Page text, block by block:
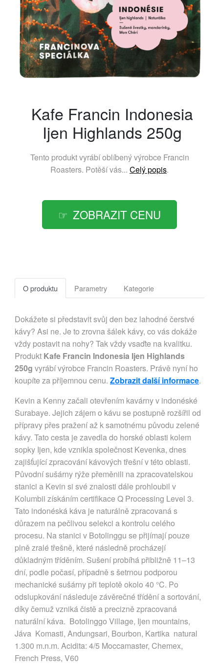
Kafe Francin Indonesia
Ijen Highlands 250g
Tento produkt vyrábí oblíbený výrobce Francin
Roasters. Potěší vás... Celý popis.
ZOBRAZIT CENU
O produktu Parametry Kategorie
Dokážete si představit svůj den bez lahodné čerstvé
kávy? Asi ne. Je to zrovna šálek kávy, co vás dokáže
vždy postavit na nohy? Tak vždy vsaďte na kvalitku.
Produkt Kafe Francin Indonesia Ijen Highlands
250g vyrábí výrobce Francin Roasters. Právě nyní ho
koupíte za příjemnou cenu. Zobrazit další informace.
Kevin a Kenny začali otevřením kavárny v indonéské
Surabaye. Jejich zájem o kávu se postupně rozšířil od
přípravy přes pražení až k samotnému původu zelené
kávy. Tato cesta je zavedla do horské oblasti kolem
sopky Ijen, kde vznikla společnost Kevenka, dnes
zajišťující zpracování kávových třešní v této oblasti.
Původní sušárny rýže přeměnili na zpracovatelskou
stanici a Kevin si své znalosti dále prohloubil v
Kolumbii získáním certifikace Q Processing Level 3.
Tato indonéská káva je naturálně zpracovaná s
důrazem na pečlivou selekci a kontrolu celého
procesu. Na stanici v Botolinggu se přijímají pouze
plně zralé třešně, které následně procházejí
důkladným tříděním. Sušení probíhá přibližně 11–13
dní, podle počasí, případně s šetrnou podporou
mechanické sušárny při teplotě okolo 40 °C. Po
odslupkování následuje závěrečné třídění a sortování,
díky čemuž vzniká čistě a precizně zpracovaná
naturální káva. Botolinggo Village, Ijen mountains,
Jáva Komasti, Andungsari, Bourbon, Kartika natural
1.300 m.n.m. Acidita: 4/5 Moccamaster, Chemex,
French Press, V60